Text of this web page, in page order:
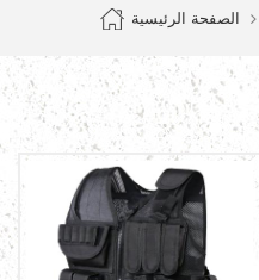
الصفحة الرئيسية